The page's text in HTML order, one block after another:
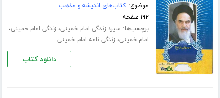
موضوع:کتاب‌های اندیشه و مذهب
۱۹۲ صفحه
برچسب‌ها: سیره زندگی امام خمینی، زندگی امام خمینی،
امام خمینی، زندگی نامه امام خمینی
دانلود کتاب